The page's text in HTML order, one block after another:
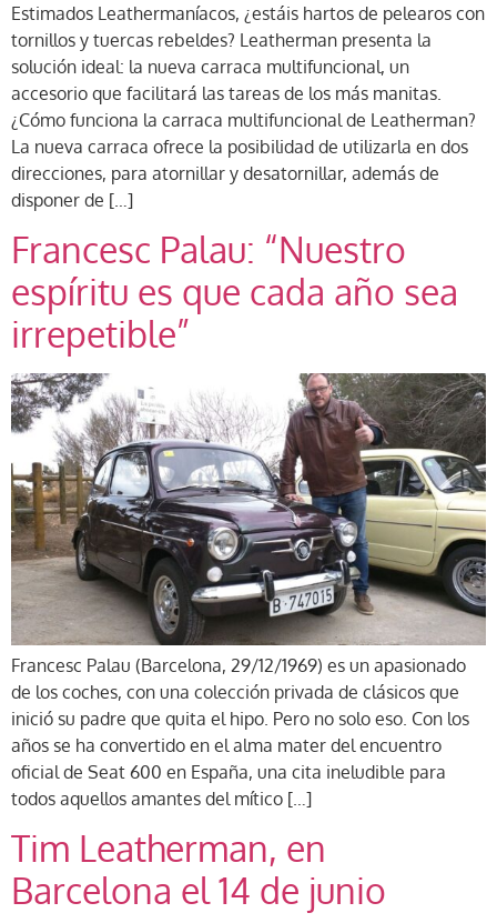
Estimados Leathermaníacos, ¿estáis hartos de pelearos con
tornillos y tuercas rebeldes? Leatherman presenta la
solución ideal: la nueva carraca multifuncional, un
accesorio que facilitará las tareas de los más manitas.
¿Cómo funciona la carraca multifuncional de Leatherman?
La nueva carraca ofrece la posibilidad de utilizarla en dos
direcciones, para atornillar y desatornillar, además de
disponer de […]
Francesc Palau: “Nuestro
espíritu es que cada año sea
irrepetible”
Francesc Palau (Barcelona, 29/12/1969) es un apasionado
de los coches, con una colección privada de clásicos que
inició su padre que quita el hipo. Pero no solo eso. Con los
años se ha convertido en el alma mater del encuentro
oficial de Seat 600 en España, una cita ineludible para
todos aquellos amantes del mítico […]
Tim Leatherman, en
Barcelona el 14 de junio